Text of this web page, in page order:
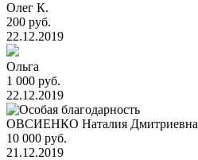
Олег К.
200 руб.
22.12.2019
Ольга
1 000 руб.
22.12.2019
ОВСИЕНКО Наталия Дмитриевна
10 000 руб.
21.12.2019